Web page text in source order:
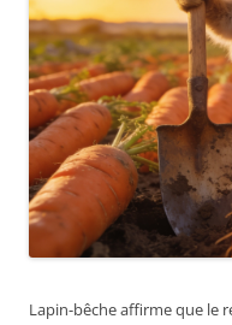
Lapin-bêche affirme que le